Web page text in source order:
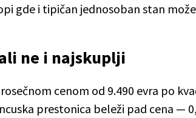
gde i tipičan jednosoban stan
ne i najskuplji
cenom od 9.490 evra po
prestonica beleži pad cena —